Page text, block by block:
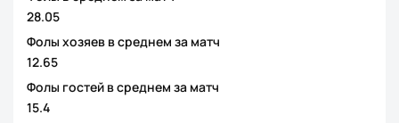
28.05
Фолы хозяев в среднем за матч
12.65
Фолы гостей в среднем за матч
15.4